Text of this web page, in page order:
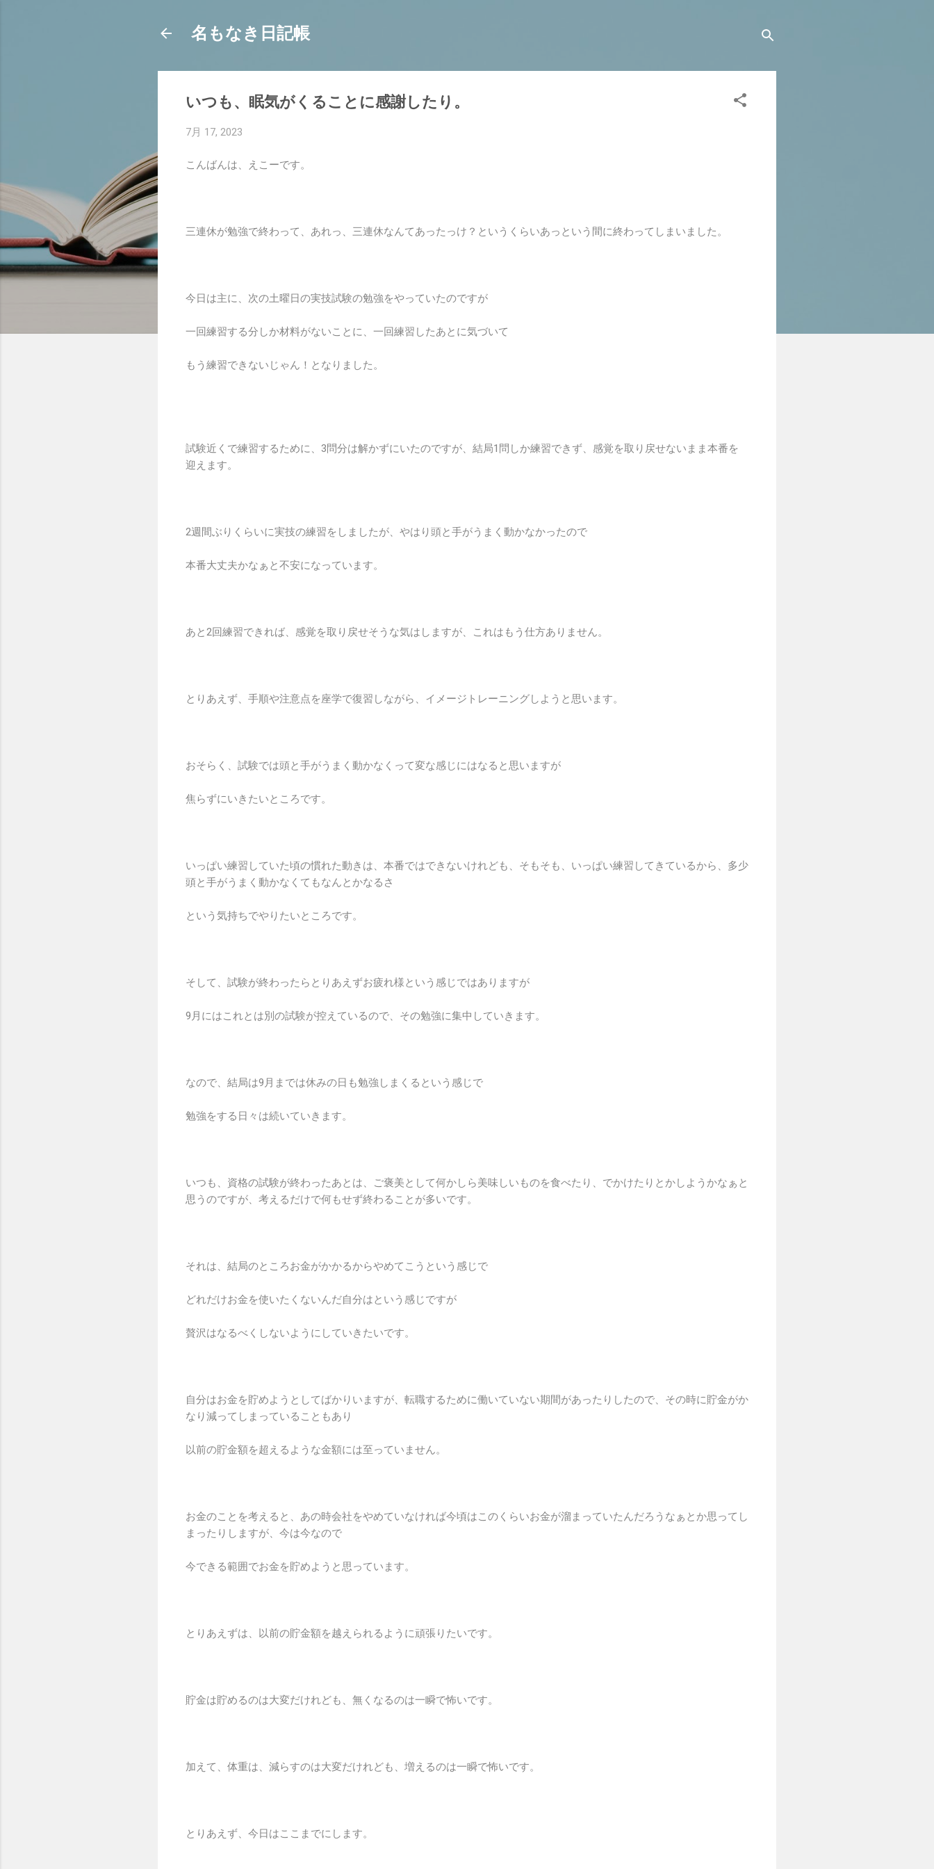
名もなき日記帳
いつも、眠気がくることに感謝したり。
7月 17, 2023
こんばんは、えこーです。
三連休が勉強で終わって、あれっ、三連休なんてあったっけ？というくらいあっという間に終わってしまいました。
今日は主に、次の土曜日の実技試験の勉強をやっていたのですが
一回練習する分しか材料がないことに、一回練習したあとに気づいて
もう練習できないじゃん！となりました。
試験近くで練習するために、3問分は解かずにいたのですが、結局1問しか練習できず、感覚を取り戻せないまま本番を
迎えます。
2週間ぶりくらいに実技の練習をしましたが、やはり頭と手がうまく動かなかったので
本番大丈夫かなぁと不安になっています。
あと2回練習できれば、感覚を取り戻せそうな気はしますが、これはもう仕方ありません。
とりあえず、手順や注意点を座学で復習しながら、イメージトレーニングしようと思います。
おそらく、試験では頭と手がうまく動かなくって変な感じにはなると思いますが
焦らずにいきたいところです。
いっぱい練習していた頃の慣れた動きは、本番ではできないけれども、そもそも、いっぱい練習してきているから、多少
頭と手がうまく動かなくてもなんとかなるさ
という気持ちでやりたいところです。
そして、試験が終わったらとりあえずお疲れ様という感じではありますが
9月にはこれとは別の試験が控えているので、その勉強に集中していきます。
なので、結局は9月までは休みの日も勉強しまくるという感じで
勉強をする日々は続いていきます。
いつも、資格の試験が終わったあとは、ご褒美として何かしら美味しいものを食べたり、でかけたりとかしようかなぁと
思うのですが、考えるだけで何もせず終わることが多いです。
それは、結局のところお金がかかるからやめてこうという感じで
どれだけお金を使いたくないんだ自分はという感じですが
贅沢はなるべくしないようにしていきたいです。
自分はお金を貯めようとしてばかりいますが、転職するために働いていない期間があったりしたので、その時に貯金がか
なり減ってしまっていることもあり
以前の貯金額を超えるような金額には至っていません。
お金のことを考えると、あの時会社をやめていなければ今頃はこのくらいお金が溜まっていたんだろうなぁとか思ってし
まったりしますが、今は今なので
今できる範囲でお金を貯めようと思っています。
とりあえずは、以前の貯金額を越えられるように頑張りたいです。
貯金は貯めるのは大変だけれども、無くなるのは一瞬で怖いです。
加えて、体重は、減らすのは大変だけれども、増えるのは一瞬で怖いです。
とりあえず、今日はここまでにします。